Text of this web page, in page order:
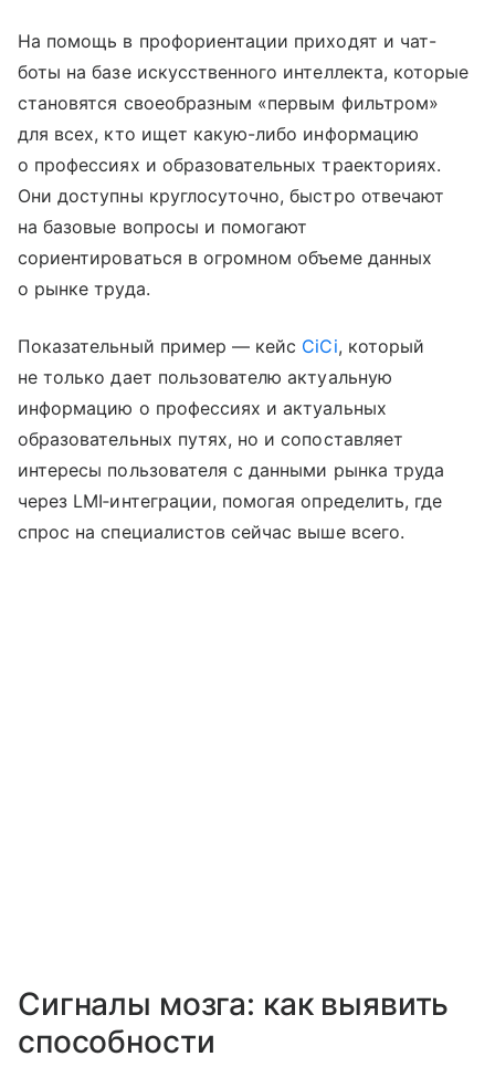
На помощь в профориентации приходят и чат-
боты на базе искусственного интеллекта, которые
становятся своеобразным «первым фильтром»
для всех, кто ищет какую-либо информацию
о профессиях и образовательных траекториях.
Они доступны круглосуточно, быстро отвечают
на базовые вопросы и помогают
сориентироваться в огромном объеме данных
о рынке труда.
Показательный пример — кейс CiCi, который
не только дает пользователю актуальную
информацию о профессиях и актуальных
образовательных путях, но и сопоставляет
интересы пользователя с данными рынка труда
через LMI‑интеграции, помогая определить, где
спрос на специалистов сейчас выше всего.
Сигналы мозга: как выявить
способности